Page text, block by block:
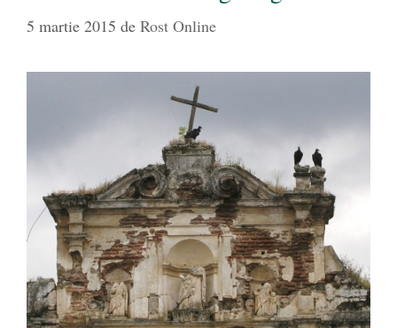
5 martie 2015 de Rost Online